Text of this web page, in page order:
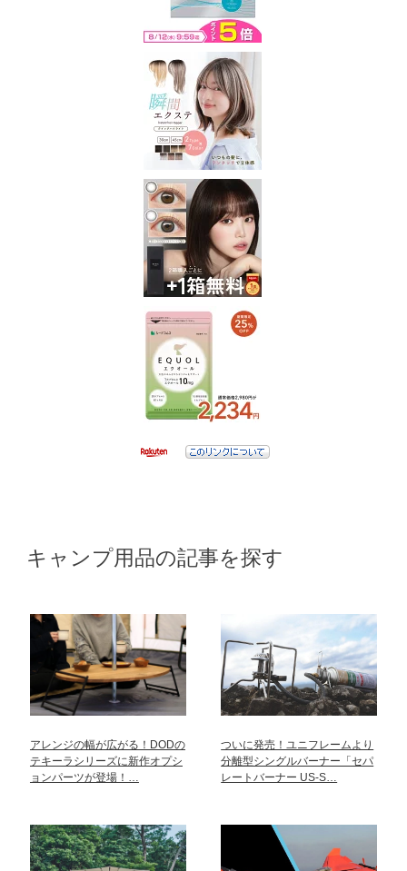
キャンプ用品の記事を探す
アレンジの幅が広がる！DODの
テキーラシリーズに新作オプシ
ョンパーツが登場！…
ついに発売！ユニフレームより
分離型シングルバーナー「セパ
レートバーナー US-S…